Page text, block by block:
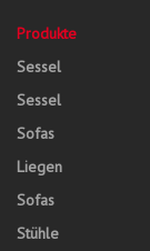
Produkte
Sessel
Sessel
Sofas
Liegen
Sofas
Stühle